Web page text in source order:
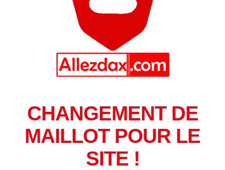
CHANGEMENT DE
MAILLOT POUR LE
SITE !